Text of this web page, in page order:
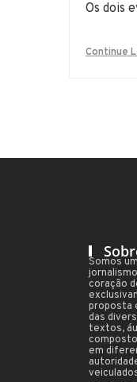
Os dois
Continue
Somos
coração
proposta
das
textos,
em